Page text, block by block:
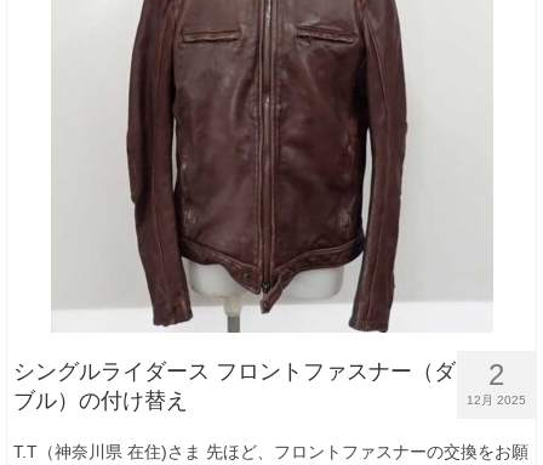
2
12月 2025
シングルライダース フロントファスナー（ダ
ブル）の付け替え
T.T（神奈川県 在住)さま 先ほど、フロントファスナーの交換をお願